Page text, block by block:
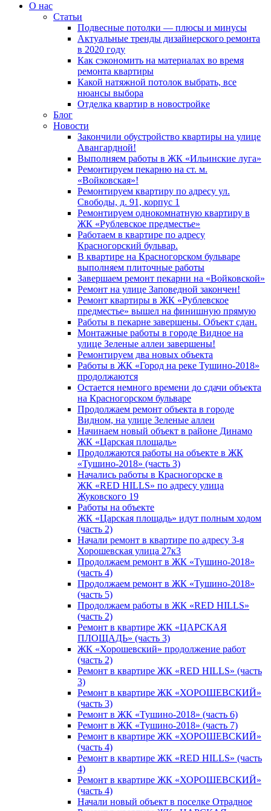
О нас
Статьи
Подвесные потолки — плюсы и минусы
Актуальные тренды дизайнерского ремонта
в 2020 году
Как сэкономить на материалах во время
ремонта квартиры
Какой натяжной потолок выбрать, все
нюансы выбора
Отделка квартир в новостройке
Блог
Новости
Закончили обустройство квартиры на улице
Авангардной!
Выполняем работы в ЖК «Ильинские луга»
Ремонтируем пекарню на ст. м.
«Войковская»!
Ремонтируем квартиру по адресу ул.
Свободы, д. 91, корпус 1
Ремонтируем однокомнатную квартиру в
ЖК «Рублевское предместье»
Работаем в квартире по адресу
Красногорский бульвар.
В квартире на Красногорском бульваре
выполняем плиточные работы
Завершаем ремонт пекарни на «Войковской»
Ремонт на улице Заповедной закончен!
Ремонт квартиры в ЖК «Рублевское
предместье» вышел на финишную прямую
Работы в пекарне завершены. Объект сдан.
Монтажные работы в городе Видное на
улице Зеленые аллеи завершены!
Ремонтируем два новых объекта
Работы в ЖК «Город на реке Тушино-2018»
продолжаются
Остается немного времени до сдачи объекта
на Красногорском бульваре
Продолжаем ремонт объекта в городе
Видном, на улице Зеленые аллеи
Начинаем новый объект в районе Динамо
ЖК «Царская площадь»
Продолжаются работы на объекте в ЖК
«Тушино-2018» (часть 3)
Начались работы в Красногорске в
ЖК «RED HILLS» по адресу улица
Жуковского 19
Работы на объекте
ЖК «Царская площадь» идут полным ходом
(часть 2)
Начали ремонт в квартире по адресу 3-я
Хорошевская улица 27к3
Продолжаем ремонт в ЖК «Тушино-2018»
(часть 4)
Продолжаем ремонт в ЖК «Тушино-2018»
(часть 5)
Продолжаем работы в ЖК «RED HILLS»
(часть 2)
Ремонт в квартире ЖК «ЦАРСКАЯ
ПЛОЩАДЬ» (часть 3)
ЖК «Хорошевский» продолжение работ
(часть 2)
Ремонт в квартире ЖК «RED HILLS» (часть
3)
Ремонт в квартире ЖК «ХОРОШЕВСКИЙ»
(часть 3)
Ремонт в ЖК «Тушино-2018» (часть 6)
Ремонт в ЖК «Тушино-2018» (часть 7)
Ремонт в квартире ЖК «ХОРОШЕВСКИЙ»
(часть 4)
Ремонт в квартире ЖК «RED HILLS» (часть
4)
Ремонт в квартире ЖК «ХОРОШЕВСКИЙ»
(часть 4)
Начали новый объект в поселке Отрадное